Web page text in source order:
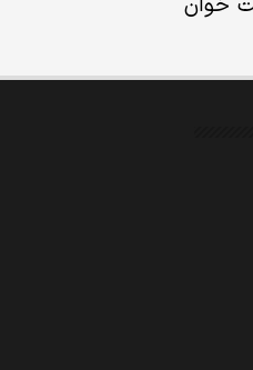
خوان